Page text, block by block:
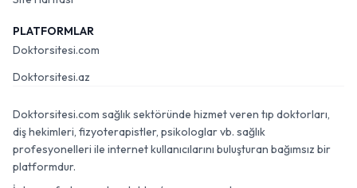
PLATFORMLAR
Doktorsitesi.com
Doktorsitesi.az
Doktorsitesi.com sağlık sektöründe hizmet veren tıp doktorları,
diş hekimleri, fizyoterapistler, psikologlar vb. sağlık
profesyonelleri ile internet kullanıcılarını buluşturan bağımsız bir
platformdur.